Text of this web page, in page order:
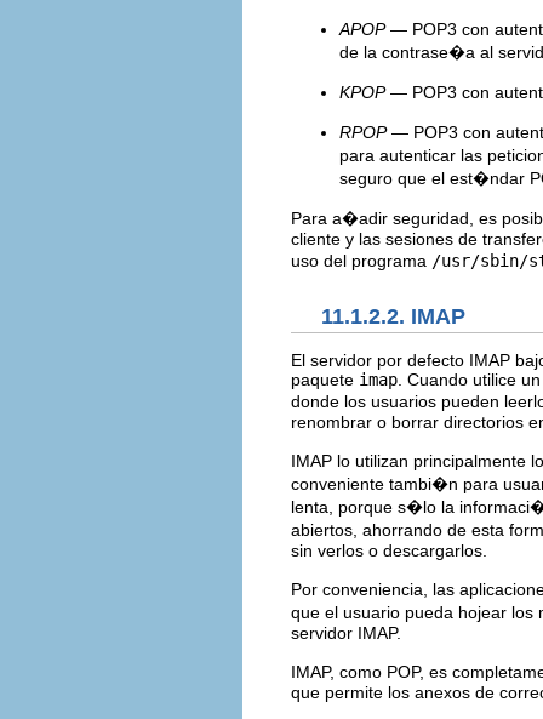
APOP— POP3 con
de la contrase�a al
KPOP— POP3 con
RPOP— POP3 con
para autenticar las
seguro que el est�ndar
Para a�adir seguridad, es
cliente y las sesiones de
uso del programa /usr/sbin/
11.1.2.2. IMAP
El servidor por defecto IMAP
paquete imap . Cuando utilice
donde los usuarios pueden
renombrar o borrar directorios
IMAP lo utilizan principalmente
conveniente tambi�n para
lenta, porque s�lo la
abiertos, ahorrando de esta
sin verlos o descargarlos.
Por conveniencia, las
que el usuario pueda hojear
servidor IMAP.
IMAP, como POP, es
que permite los anexos de